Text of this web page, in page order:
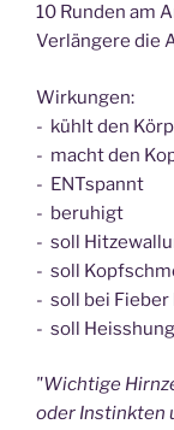
10 Runden am
Verlängere die
Wirkungen:
- kühlt den
- macht den
- ENTspannt
- beruhigt
- soll
- soll
- soll bei Fieber
- soll
"Wichtige
oder Instinkten